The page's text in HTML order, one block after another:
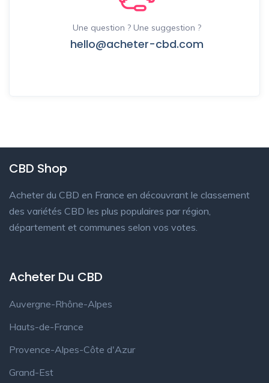
Une question ? Une suggestion ?
hello@acheter-cbd.com
CBD Shop
Acheter du CBD en France en découvrant le classement
des variétés CBD les plus populaires par région,
département et communes selon vos votes.
Acheter Du CBD
Auvergne-Rhône-Alpes
Hauts-de-France
Provence-Alpes-Côte d'Azur
Grand-Est